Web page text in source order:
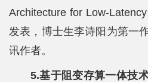
Architecture for Low-
发表，博士生李诗阳为第一
讯作者。
5.基于阻变存算一体技